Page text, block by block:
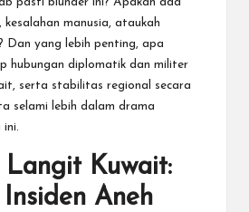
kesalahan manusia, ataukah
Dan yang lebih penting, apa
hubungan diplomatik dan militer
serta stabilitas regional secara
selami lebih dalam drama
Kuwait:
Aneh